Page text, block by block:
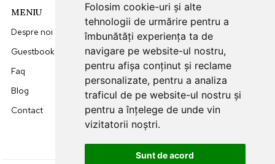
Folosim cookie-uri și alte
tehnologii de urmărire pentru a
îmbunătăți experiența ta de
navigare pe website-ul nostru,
pentru afișa conținut și reclame
personalizate, pentru a analiza
traficul de pe website-ul nostru și
pentru a înțelege de unde vin
vizitatorii noștri.
Sunt de acord
MENIU
Despre noi
Guestbook
Faq
Blog
Contact
DATE CONTACT
0749512455
office@sunna.ro
L-V: 09:00 - 18:00